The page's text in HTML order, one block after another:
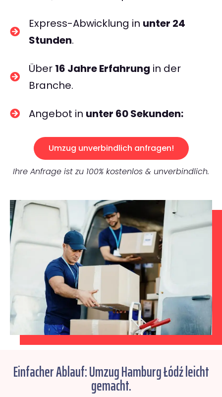
Express-Abwicklung in unter 24
Stunden.
Über 16 Jahre Erfahrung in der
Branche.
Angebot in unter 60 Sekunden:
Umzug unverbindlich anfragen!
Ihre Anfrage ist zu 100% kostenlos & unverbindlich.
Einfacher Ablauf: Umzug Hamburg Łódź leicht
gemacht.